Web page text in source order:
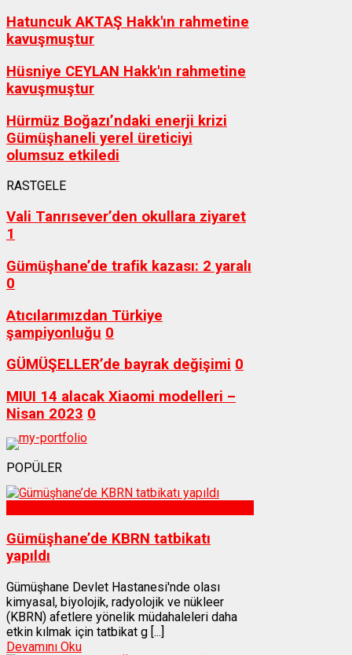
Hatuncuk AKTAŞ Hakk'ın rahmetine
kavuşmuştur
Hüsniye CEYLAN Hakk'ın rahmetine
kavuşmuştur
Hürmüz Boğazı’ndaki enerji krizi
Gümüşhaneli yerel üreticiyi
olumsuz etkiledi
RASTGELE
Vali Tanrısever’den okullara ziyaret
1
Gümüşhane’de trafik kazası: 2 yaralı
0
Atıcılarımızdan Türkiye
şampiyonluğu 0
GÜMÜŞELLER’de bayrak değişimi 0
MIUI 14 alacak Xiaomi modelleri –
Nisan 2023 0
POPÜLER
Gümüşhane’de KBRN tatbikatı
yapıldı
Gümüşhane Devlet Hastanesi'nde olası
kimyasal, biyolojik, radyolojik ve nükleer
(KBRN) afetlere yönelik müdahaleleri daha
etkin kılmak için tatbikat g [...]
Devamını Oku